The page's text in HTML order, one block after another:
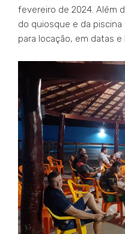
fevereiro de 2024. Além
do quiosque e da
para locação, em datas